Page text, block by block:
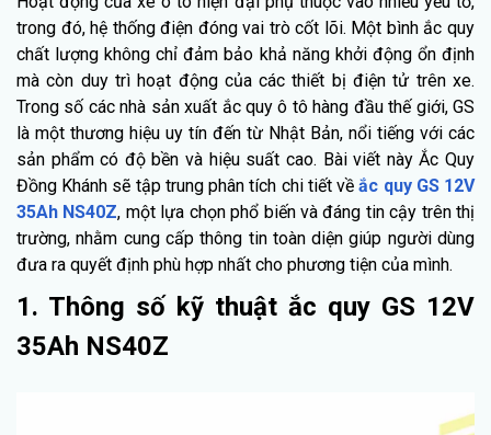
trong đó, hệ thống điện đóng vai trò cốt lõi. Một bình ắc quy
chất lượng không chỉ đảm bảo khả năng khởi động ổn định
mà còn duy trì hoạt động của các thiết bị điện tử trên xe.
Trong số các nhà sản xuất ắc quy ô tô hàng đầu thế giới, GS
là một thương hiệu uy tín đến từ Nhật Bản, nổi tiếng với các
sản phẩm có độ bền và hiệu suất cao. Bài viết này Ắc Quy
Đồng Khánh sẽ tập trung phân tích chi tiết vềắc quy GS 12V
35Ah NS40Z, một lựa chọn phổ biến và đáng tin cậy trên thị
trường, nhằm cung cấp thông tin toàn diện giúp người dùng
đưa ra quyết định phù hợp nhất cho phương tiện của mình.
1. Thông số kỹ thuật ắc quy GS 12V
35Ah NS40Z